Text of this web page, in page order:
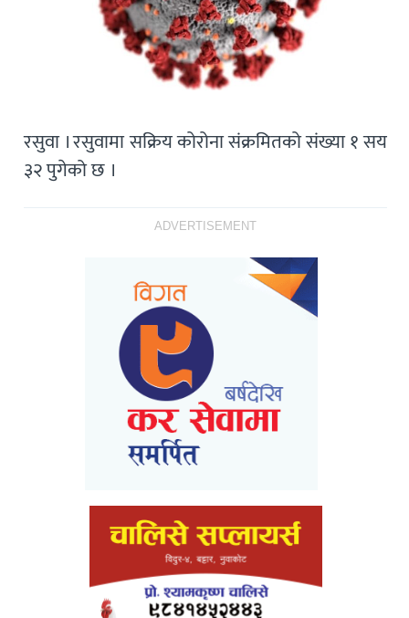
रसुवा । रसुवामा सक्रिय कोरोना संक्रमितको संख्या १ सय
३२ पुगेको छ ।
ADVERTISEMENT